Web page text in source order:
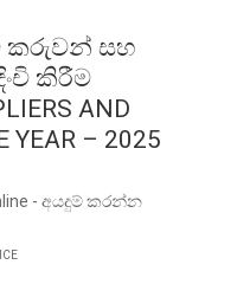
කරුවන් සහ
කිරීම
AND
YEAR – 2025
- අයදුම් කරන්න